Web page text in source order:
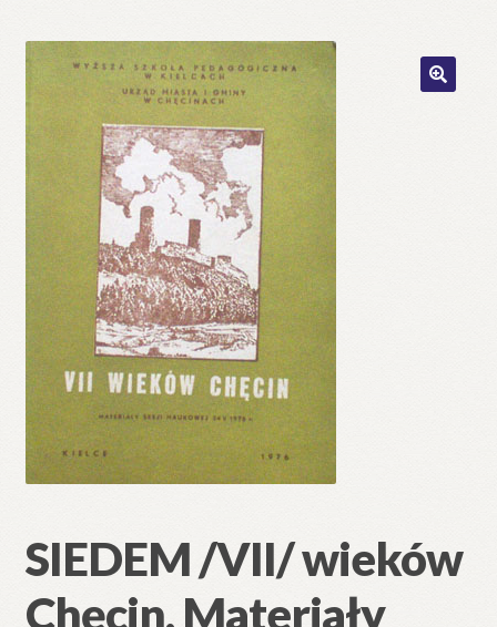
SIEDEM /VII/ wieków
Chęcin. Materiały